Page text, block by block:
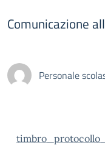
Comunicazione
Personale